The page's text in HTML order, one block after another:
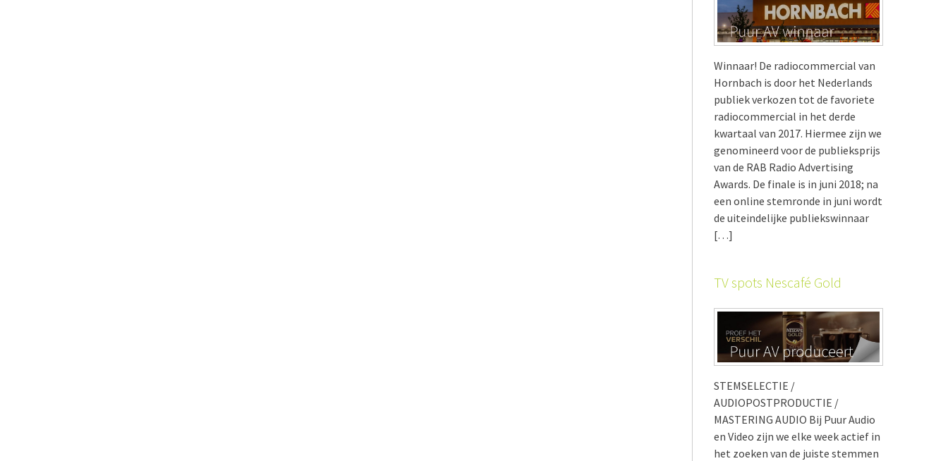
Winnaar! De radiocommercial van
Hornbach is door het Nederlands
publiek verkozen tot de favoriete
radiocommercial in het derde
kwartaal van 2017. Hiermee zijn we
genomineerd voor de publieksprijs
van de RAB Radio Advertising
Awards. De finale is in juni 2018; na
een online stemronde in juni wordt
de uiteindelijke publiekswinnaar
[…]
TV spots Nescafé Gold
STEMSELECTIE /
AUDIOPOSTPRODUCTIE /
MASTERING AUDIO Bij Puur Audio
en Video zijn we elke week actief in
het zoeken van de juiste stemmen